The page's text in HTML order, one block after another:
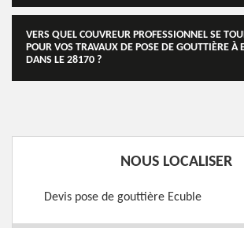
VERS QUEL COUVREUR PROFESSIONNEL SE
POUR VOS TRAVAUX DE POSE DE GOUTTIÈRE À
DANS LE 28170 ?
NOUS LOCALISER
Devis pose de gouttière Ecuble